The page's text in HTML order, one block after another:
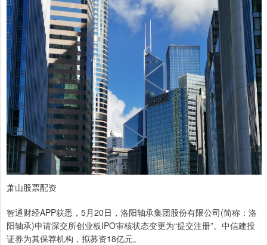
萧山股票配资
智通财经APP获悉，5月20日，洛阳轴承集团股份有限公司(简称：洛
阳轴承)申请深交所创业板IPO审核状态变更为“提交注册”。中信建投
证券为其保荐机构，拟募资18亿元。